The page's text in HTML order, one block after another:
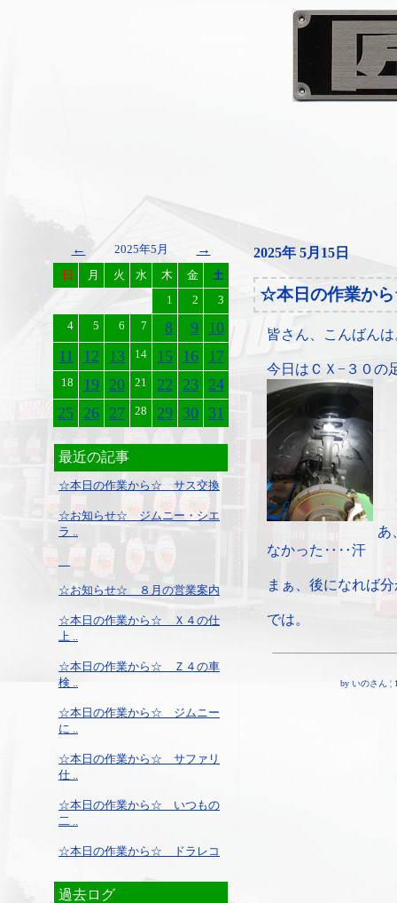
← 2025年5月 →
日 月 火 水 木 金
土
1
2
3
4
5 6 7 8 9 10
11
12 13 14 15 16 17
18 19 20 21 22 23 24
25 26 27 28 29 30 31
最近の記事
☆本日の作業から☆ サス交換
☆お知らせ☆ ジムニー・シエ
ラ ..
☆お知らせ☆ ８月の営業案内
☆本日の作業から☆ Ｘ４の仕
上 ..
☆本日の作業から☆ Ｚ４の車
検 ..
☆本日の作業から☆ ジムニー
に ..
☆本日の作業から☆ サファリ
仕 ..
☆本日の作業から☆ いつもの
二 ..
☆本日の作業から☆ ドラレコ
過去ログ
2025年 5月15日
☆本日の作業か
皆さん、こんばんは
今日はＣＸ−３０の
あ
なかった‥‥汗
まぁ、後になれば
では。
by いのさん ¦